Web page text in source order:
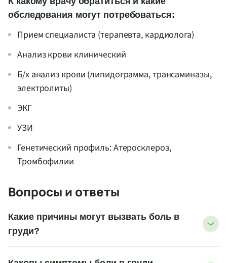
обследования могут потребоваться:
Прием специалиста (терапевта, кардиолога)
Анализ крови клинический
Б/ханализ крови (липидограмма, трансаминазы,
электролиты)
ЭКГ
УЗИ
Генетический профиль: Атеросклероз,
Тромбофилии
Вопросы и ответы
Какие причины могут вызвать боль в
груди?